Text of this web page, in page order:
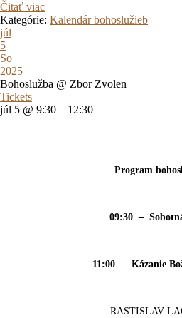
Čitať viac
Kategórie: Kalendár bohoslužieb
júl
5
So
2025
Bohoslužba @ Zbor Zvolen
Tickets
júl 5 @ 9:30 – 12:30
Program
09:30 –
11:00 – Kázanie
RASTISLAV